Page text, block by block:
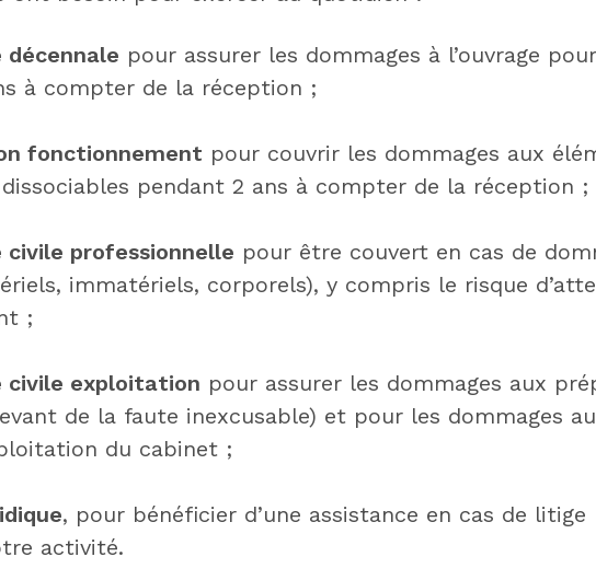
décennale pour assurer les dommages à l’ouvrage
à compter de la réception ;
fonctionnement pour couvrir les dommages aux
dissociables pendant 2 ans à compter de la réception ;
civile professionnelle pour être couvert en cas de
immatériels, corporels), y compris le risque
;
civile exploitation pour assurer les dommages aux
de la faute inexcusable) et pour les dommages
du cabinet ;
, pour bénéficier d’une assistance en cas de litige
activité.